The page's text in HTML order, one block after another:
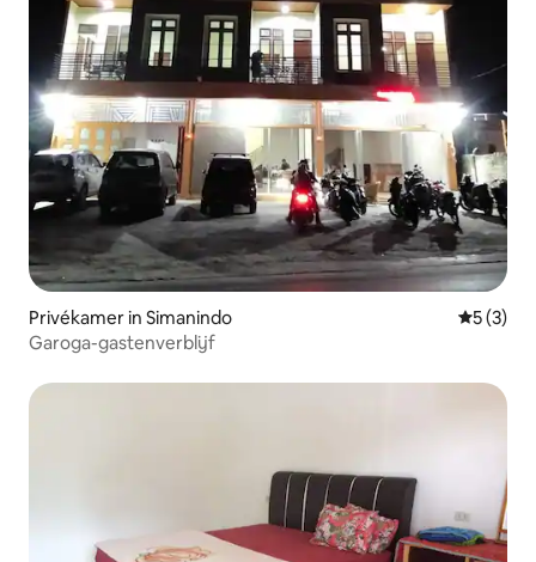
Privékamer in Simanindo
5 (3)
Garoga-gastenverblijf